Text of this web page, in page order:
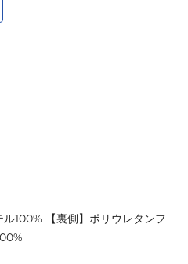
100% 【裏側】ポリウレタンフ